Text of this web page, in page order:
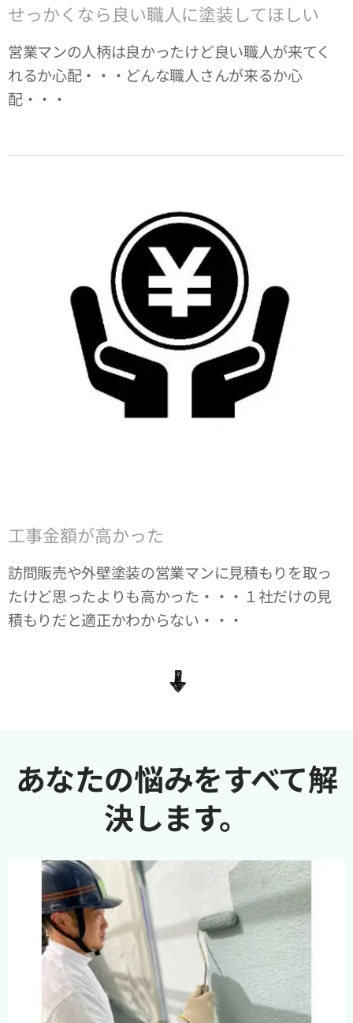
せっかくなら良い職人に塗装してほしい
営業マンの人柄は良かったけど良い職人が来てく
れるか心配・・・どんな職人さんが来るか心
配・・・
工事金額が高かった
訪問販売や外壁塗装の営業マンに見積もりを取っ
たけど思ったよりも高かった・・・１社だけの見
積もりだと適正かわからない・・・
あなたの悩みをすべて解
決します。